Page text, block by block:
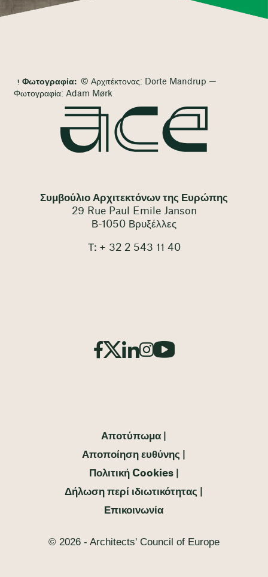
Φωτογραφία: © Αρχιτέκτονας: Dorte Mandrup —
Φωτογραφία: Adam Mørk
Συμβούλιο Αρχιτεκτόνων της Ευρώπης
29 Rue Paul Emile Janson
Β-1050 Βρυξέλλες
Τ: + 32 2 543 11 40
Αποτύπωμα
Αποποίηση ευθύνης
Πολιτική Cookies
Δήλωση περί ιδιωτικότητας
Επικοινωνία
© 2026 - Architects' Council of Europe